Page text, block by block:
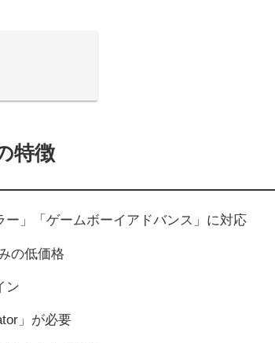
特徴
」「ゲームボーイアドバンス」に対応
の低価格
ン
」が必要